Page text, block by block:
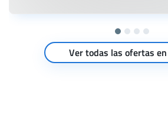
Ver todas las ofertas